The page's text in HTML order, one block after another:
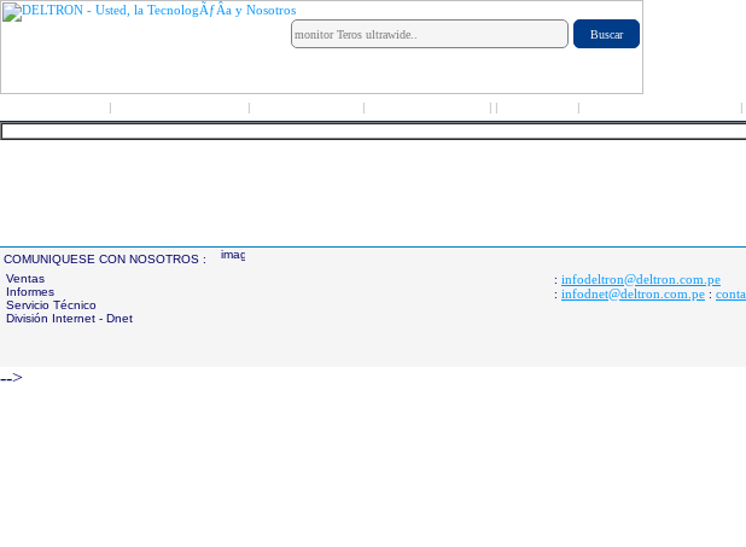
| | | | | | |
COMUNIQUESE CON NOSOTROS :
Ventas
Informes
Servicio Técnico
División Internet - Dnet
: infodeltron@deltron.com.pe
: infodnet@deltron.com.pe :
-->